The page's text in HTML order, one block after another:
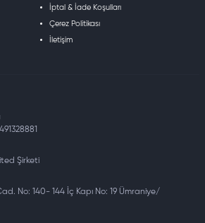
İptal & İade Koşulları
Çerez Politikası
İletişim
Şirketi
No: 140- 144 İç Kapı No: 19 Ümraniye/